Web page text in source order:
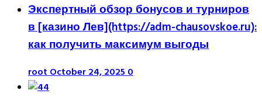
Экспертный обзор бонусов и турниров
в [казино Лев](https://adm-chausovskoe.ru):
как получить максимум выгоды
rootOctober 24, 20250